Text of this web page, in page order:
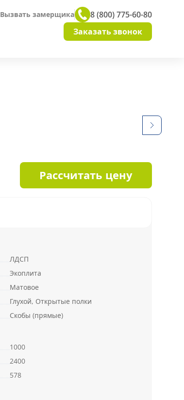
Вызвать замерщика
8 (800) 775-60-80
Заказать звонок
Рассчитать цену
ЛДСП
Экоплита
Матовое
Глухой, Открытые полки
Скобы (прямые)
1000
2400
578